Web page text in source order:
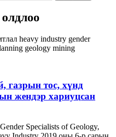
heavy industry gender
geology mining
газрын тос, хүнд
жендэр хариуцсан
Specialists of Geology,